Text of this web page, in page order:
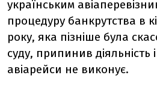
українським
процедуру банкрутства в
року, яка пізніше була
суду, припинив діяльність
авіарейси не виконує.